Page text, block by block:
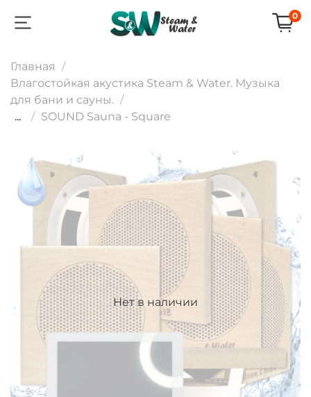
0
Главная
Влагостойкая акустика Steam & Water. Музыка
для бани и сауны.
...
SOUND Sauna - Square
Нет в наличии